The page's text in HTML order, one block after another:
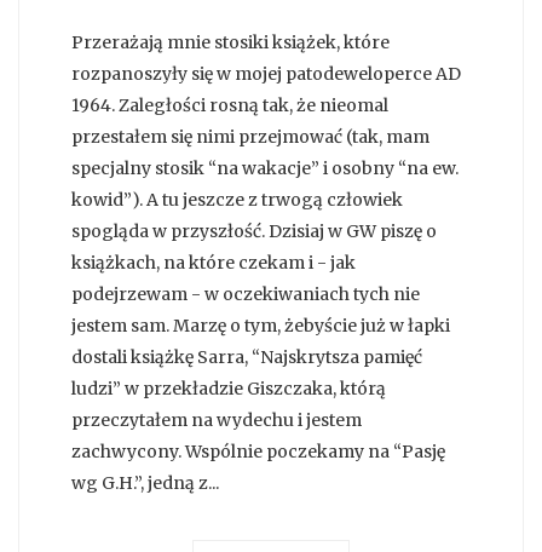
Przerażają mnie stosiki książek, które
rozpanoszyły się w mojej patodeweloperce AD
1964. Zaległości rosną tak, że nieomal
przestałem się nimi przejmować (tak, mam
specjalny stosik “na wakacje” i osobny “na ew.
kowid”). A tu jeszcze z trwogą człowiek
spogląda w przyszłość. Dzisiaj w GW piszę o
książkach, na które czekam i - jak
podejrzewam - w oczekiwaniach tych nie
jestem sam. Marzę o tym, żebyście już w łapki
dostali książkę Sarra, “Najskrytsza pamięć
ludzi” w przekładzie Giszczaka, którą
przeczytałem na wydechu i jestem
zachwycony. Wspólnie poczekamy na “Pasję
wg G.H.”, jedną z...